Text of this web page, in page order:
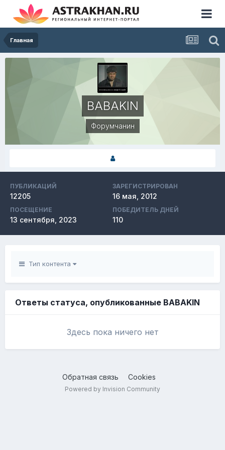
Главная
BABAKIN
Форумчанин
ПУБЛИКАЦИЙ
12205
ЗАРЕГИСТРИРОВАН
16 мая, 2012
ПОСЕЩЕНИЕ
13 сентября, 2023
ПОБЕДИТЕЛЬ ДНЕЙ
110
Тип контента
Ответы статуса, опубликованные BABAKIN
Здесь пока ничего нет
Обратная связь Cookies
Powered by Invision Community